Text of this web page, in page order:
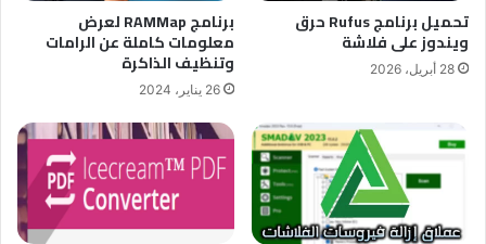
تحميل برنامج Rufus حرق
ويندوز على فلاشة
28 أبريل، 2026
برنامج RAMMap لعرض
معلومات كاملة عن الرامات
وتنظيف الذاكرة
26 يناير، 2024